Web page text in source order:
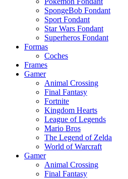
SpongeBob Fondant
Sport Fondant
Star Wars Fondant
Superheros Fondant
Formas
Coches
Frames
Gamer
Animal Crossing
Final Fantasy
Fortnite
Kingdom Hearts
League of Legends
Mario Bros
The Legend of Zelda
World of Warcraft
Gamer
Animal Crossing
Final Fantasy